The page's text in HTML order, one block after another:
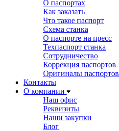
О паспортах
Как заказать
Что такое паспорт
Схема станка
О паспорте на пресс
Техпаспорт станка
Сотрудничество
Коррекция паспортов
Оригиналы паспортов
Контакты
О компании
Наш офис
Реквизиты
Наши закупки
Блог